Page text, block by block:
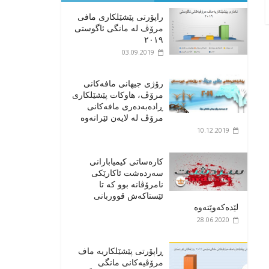
راپۆرتی پێشێلكاری مافی
مرۆڤ له‌ مانگی ئاگوستی
٢٠١٩
03.09.2019
رۆژی جیهانی مافەکانی
مرۆڤ، هاوکات پێشێلکاری
ڕادەبەدەری مافەکانی
مرۆڤ لە لایەن ئێرانەوە
10.12.2019
کارەساتی کیمیابارانی
سەردەشت ئاکارێکی
نامرۆڤانە بوو کە تا
ئێستاکەش قووربانی
لێدەکەوێتەوە
28.06.2020
ڕاپۆرتی پێشێلکاریە ماف
مرۆڤیەکانی مانگی